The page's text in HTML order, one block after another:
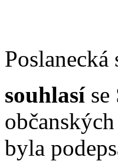
Poslanecká
souhlasíse
byla